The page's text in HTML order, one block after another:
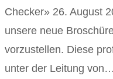
Checker» 26. August
unsere neue
vorzustellen. Diese
unter der Leitung von…